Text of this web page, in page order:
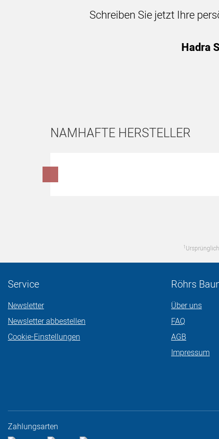
Schreiben Sie jetzt Ihre
Hadra
NAMHAFTE HERSTELLER
1
Service
Newsletter
Newsletter abbestellen
Cookie-Einstellungen
Röhrs
Über uns
FAQ
AGB
Impressum
Zahlungsarten